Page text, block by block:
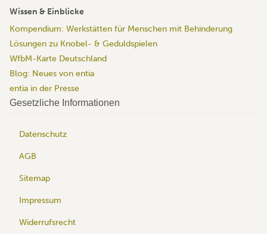
Wissen & Einblicke
Kompendium: Werkstätten für Menschen mit Behinderung
Lösungen zu Knobel- & Geduldspielen
WfbM-Karte Deutschland
Blog: Neues von entia
entia in der Presse
Gesetzliche Informationen
Datenschutz
AGB
Sitemap
Impressum
Widerrufsrecht